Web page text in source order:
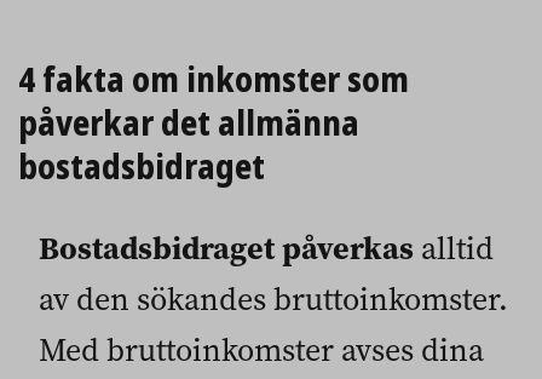
4 fakta om inkomster som
påverkar det allmänna
bostadsbidraget
Bostadsbidraget påverkas alltid
av den sökandes bruttoinkomster.
Med bruttoinkomster avses dina